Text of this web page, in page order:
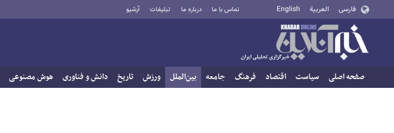
فارسی العربية English تماس با ما درباره ما تبلیغات آرشیو
صفحه اصلی سیاست اقتصاد فرهنگ جامعه بین‌الملل ورزش تاریخ دانش و فناوری هوش مصنوعی